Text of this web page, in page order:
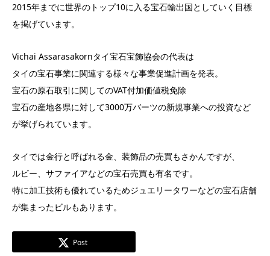
2015年までに世界のトップ10に入る宝石輸出国としていく目標
を掲げています。
Vichai Assarasakornタイ宝石宝飾協会の代表は
タイの宝石事業に関連する様々な事業促進計画を発表。
宝石の原石取引に関してのVAT付加価値税免除
宝石の産地各県に対して3000万バーツの新規事業への投資など
が挙げられています。
タイでは金行と呼ばれる金、装飾品の売買もさかんですが、
ルビー、サファイアなどの宝石売買も有名です。
特に加工技術も優れているためジュエリータワーなどの宝石店舗
が集まったビルもあります。
Post